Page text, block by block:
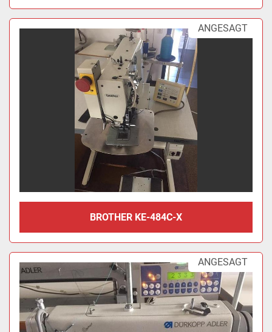
ANGESAGT
BROTHER KE-484C-X
ANGESAGT